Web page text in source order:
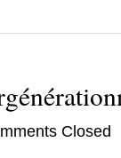
Closed